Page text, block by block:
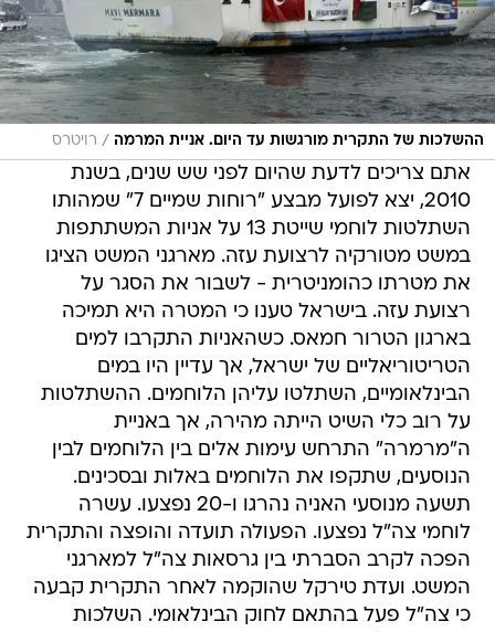
ההשלכות של התקרית מורגשות עד היום. אניית המרמה / רויטרס
אתם צריכים לדעת שהיום לפני שש שנים, בשנת
2010, יצא לפועל מבצע "רוחות שמיים 7" שמהותו
השתלטות לוחמי שייטת 13 על אניות המשתתפות
במשט מטורקיה לרצועת עזה. מארגני המשט הציגו
את מטרתו כהומניטרית - לשבור את הסגר על
רצועת עזה. בישראל טענו כי המטרה היא תמיכה
בארגון הטרור חמאס. כשהאניות התקרבו למים
הטריטוריאליים של ישראל, אך עדיין היו במים
הבינלאומיים, השתלטו עליהן הלוחמים. ההשתלטות
על רוב כלי השיט הייתה מהירה, אך באניית
ה"מרמרה" התרחש עימות אלים בין הלוחמים לבין
הנוסעים, שתקפו את הלוחמים באלות ובסכינים.
תשעה מנוסעי האניה נהרגו ו-20 נפצעו. עשרה
לוחמי צה"ל נפצעו. הפעולה תועדה והופצה והתקרית
הפכה לקרב הסברתי בין גרסאות צה"ל למארגני
המשט. ועדת טירקל שהוקמה לאחר התקרית קבעה
כי צה"ל פעל בהתאם לחוק הבינלאומי. השלכות